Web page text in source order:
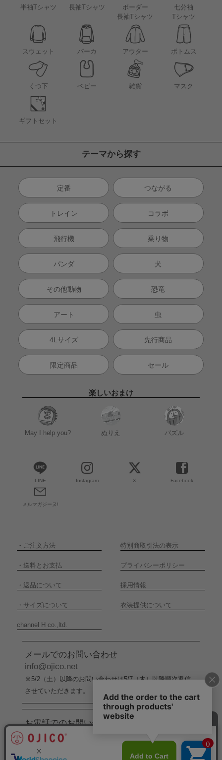
半袖Tシャツ 長袖Tシャツ
ボーダー
長袖Tシャツ
七分袖
Tシャツ
スウェット パーカ アウター ボトムス
くつ下 ベビー 雑貨 マスク
ギフトセット
テーマから探す
定番 つながる
トレイン コラボ
飛行機 乗り物
パンダ 犬
その他動物 恐竜
アート 虫
4Lサイズ 先行商品
限定商品 セール
楽しいおまけ
May I help you? ぬりえ パズル
LINE Instagram X Facebook
メルマガジーヌ!
・ ご注文方法 特別商取引法の表示
・ 送料とお支払 プライバシーポリシー
・ 返品について 採用情報
・ サイズについて 衣装提供について
channel H co.,ltd.
メールでのお問い合わせ
info@ojico.net
※5/2（土）以降のお問い合わせは5/7（木）以降順次返信
させていただきます。
お電話でのお問い合わせ
076-246-5050
※5/2（土）から5/6（水）までの間はお電話でのお問い合